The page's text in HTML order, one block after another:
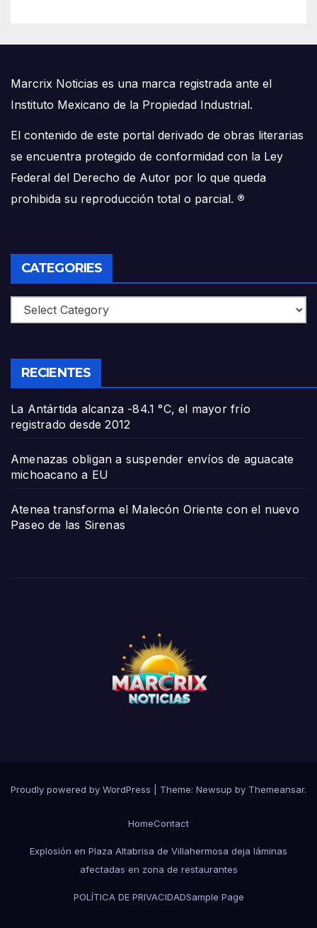
Marcrix Noticias es una marca registrada ante el
Instituto Mexicano de la Propiedad Industrial.
El contenido de este portal derivado de obras literarias
se encuentra protegido de conformidad con la Ley
Federal del Derecho de Autor por lo que queda
prohibida su reproducción total o parcial. ®
CATEGORIES
Categories
RECIENTES
La Antártida alcanza -84.1 °C, el mayor frío
registrado desde 2012
Amenazas obligan a suspender envíos de aguacate
michoacano a EU
Atenea transforma el Malecón Oriente con el nuevo
Paseo de las Sirenas
Proudly powered by WordPress Theme: Newsup by Themeansar.
HomeContact
Explosión en Plaza Altabrisa de Villahermosa deja láminas
afectadas en zona de restaurantes
POLÍTICA DE PRIVACIDADSample Page